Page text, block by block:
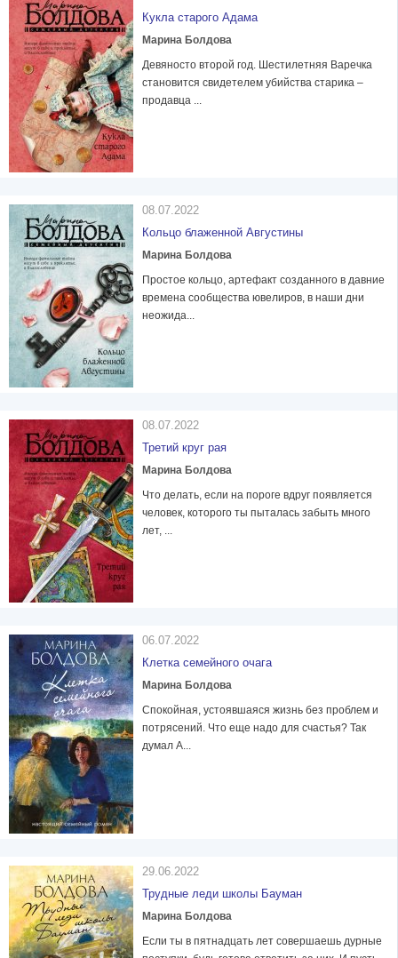
Кукла старого Адама
Марина Болдова
Девяносто второй год. Шестилетняя Варечка
становится свидетелем убийства старика –
продавца ...
08.07.2022
Кольцо блаженной Августины
Марина Болдова
Простое кольцо, артефакт созданного в давние
времена сообщества ювелиров, в наши дни
неожида...
08.07.2022
Третий круг рая
Марина Болдова
Что делать, если на пороге вдруг появляется
человек, которого ты пыталась забыть много
лет, ...
06.07.2022
Клетка семейного очага
Марина Болдова
Спокойная, устоявшаяся жизнь без проблем и
потрясений. Что еще надо для счастья? Так
думал А...
29.06.2022
Трудные леди школы Бауман
Марина Болдова
Если ты в пятнадцать лет совершаешь дурные